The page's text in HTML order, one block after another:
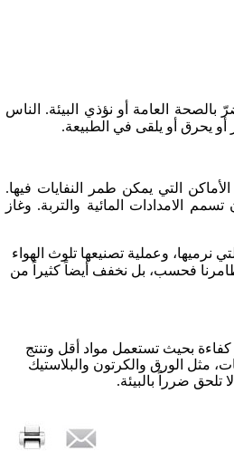
العامة أو نؤذي البيئة. الناس
يحرق أو يلقى في الطبيعة.
التي يمكن طمر النفايات فيها.
الامدادات المائية والتربة. وغاز
نرميها، وعملية تصنيعها تلوث الهواء
مطامرنا فحسب، بل نخفف أيضاً كثيراً من
بحيث تستعمل مواد أقل وتنتج
مثل الورق والكرتون والبلاستيك
تلحق ضرراً بالبيئة.